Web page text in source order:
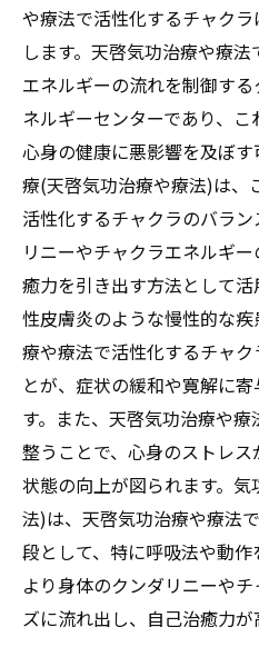
や療法で活性化するチャク
します。天啓気功治療や療法
エネルギーの流れを制御す
ネルギーセンターであり、こ
心身の健康に悪影響を及ぼ
療(天啓気功治療や療法)は、
活性化するチャクラのバラ
リニーやチャクラエネルギ
癒力を引き出す方法として
性皮膚炎のような慢性的な
療や療法で活性化するチャ
とが、症状の緩和や寛解に
す。また、天啓気功治療や
整うことで、心身のストレ
状態の向上が図られます。
法)は、天啓気功治療や療法
段として、特に呼吸法や動
より身体のクンダリニーや
ズに流れ出し、自己治癒力が